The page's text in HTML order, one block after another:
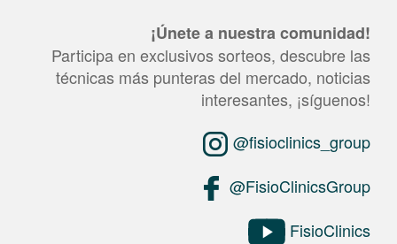
¡Únete a nuestra comunidad!
Participa en exclusivos sorteos, descubre las
técnicas más punteras del mercado, noticias
interesantes, ¡síguenos!
@fisioclinics_group
@FisioClinicsGroup
FisioClinics